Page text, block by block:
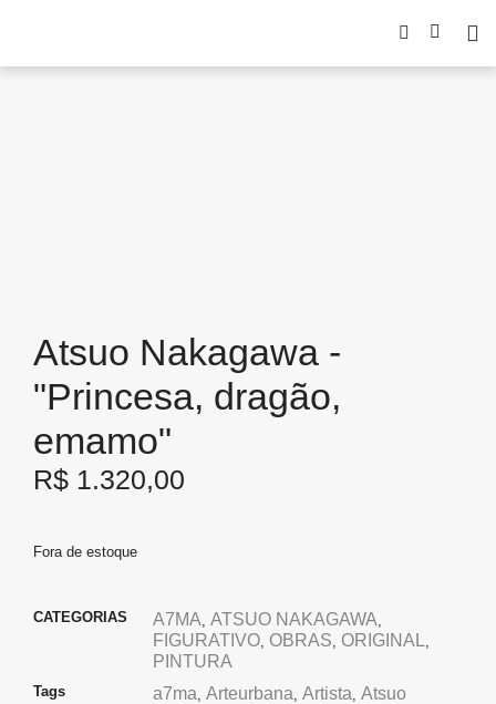
Atsuo Nakagawa -
"Princesa, dragão,
emamo"
R$ 1.320,00
Fora de estoque
CATEGORIAS A7MA, ATSUO NAKAGAWA,
FIGURATIVO, OBRAS, ORIGINAL,
PINTURA
Tags a7ma, Arteurbana, Artista, Atsuo